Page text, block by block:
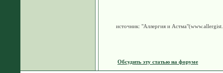
источник: "Аллергия и
Обсудить эту статью на форуме